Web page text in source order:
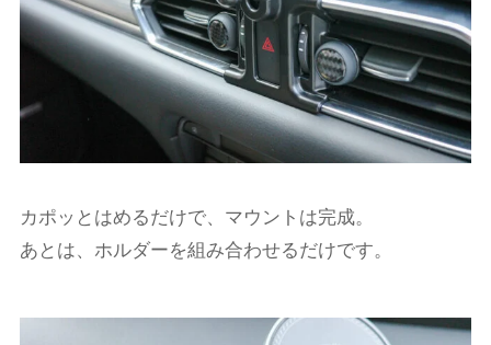
カポッとはめるだけで、マウントは完成。
あとは、ホルダーを組み合わせるだけです。